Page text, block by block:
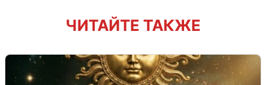
ЧИТАЙТЕ ТАКЖЕ